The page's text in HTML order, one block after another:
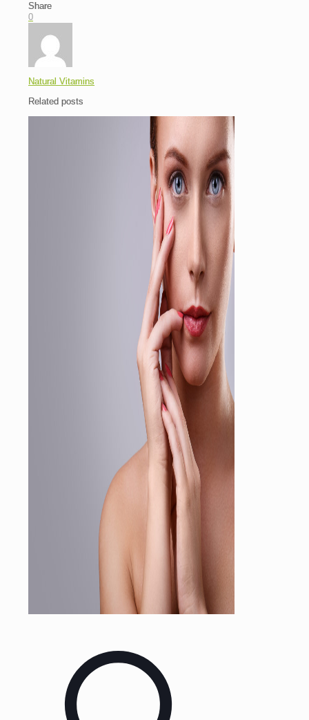
Share
0
Natural Vitamins
Related posts